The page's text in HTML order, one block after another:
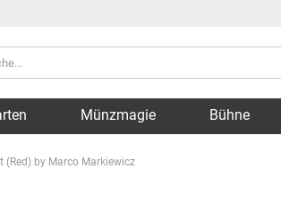
Münzmagie Bühne
(Red) by Marco Markiewicz